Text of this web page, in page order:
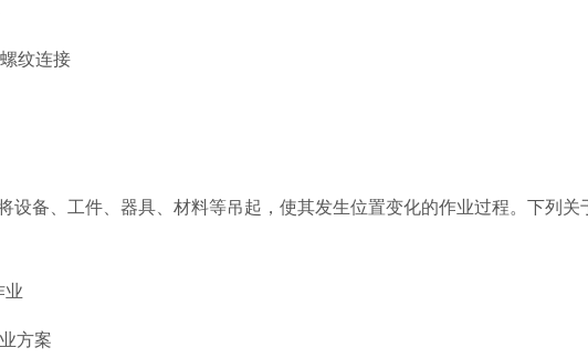
纹连接
设备、工件、器具、材料等吊起，使其发生位置变化的作业过程。下列关
业
方案